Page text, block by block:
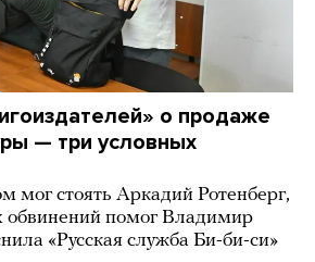
о продаже
— три условных
мог стоять Аркадий Ротенберг,
обвинений помог Владимир
«Русская служба Би-би-си»